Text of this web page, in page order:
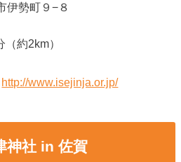
伊勢町９−８
約2km）
http://www.isejinja.or.jp/
神社 in 佐賀